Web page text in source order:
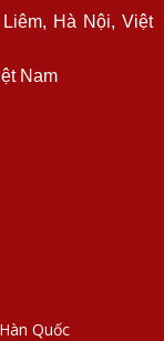
Hà Nội, Việt
Nam
Quốc